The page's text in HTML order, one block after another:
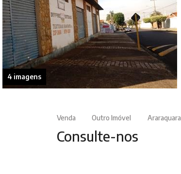
4 imagens
Venda Outro Imóvel Araraquara
Consulte-nos